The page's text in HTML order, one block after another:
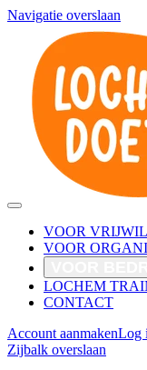
Navigatie overslaan
VOOR
VOOR
LOCHEM
CONTACT
Account aanmakenLog
Zijbalk overslaan